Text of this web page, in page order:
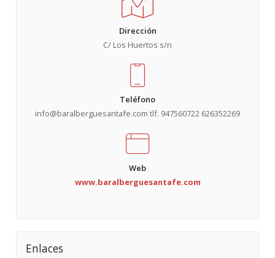
Dirección
C/ Los Huertos s/n
Teléfono
info@baralberguesantafe.com tlf. 947560722 626352269
Web
www.baralberguesantafe.com
Enlaces